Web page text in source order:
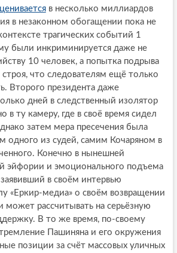
в несколько миллиардов
в незаконном обогащении пока не
трагических событий 1
были инкриминируется даже не
10 человек, а попытка подрыва
что следователям ещё только
Второго президента даже
дней в следственный изолятор
в ту камеру, где в своё время сидел
затем мера пресечения была
одного из судей, самим Кочаряном в
Конечно в нынешней
эйфории и эмоционального подъема
в своём интервью
«Еркир-медиа» о своём возвращении
может рассчитывать на серьёзную
В то же время, по-своему
Пашиняна и его окружения
позиции за счёт массовых уличных